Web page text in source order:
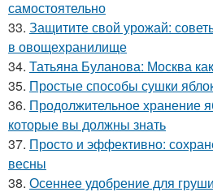
самостоятельно
33. Защитите свой урожай:
в овощехранилище
34. Татьяна Буланова: Москва
35. Простые способы сушки
36. Продолжительное хранение
которые вы должны знать
37. Просто и эффективно:
весны
38. Осеннее удобрение для